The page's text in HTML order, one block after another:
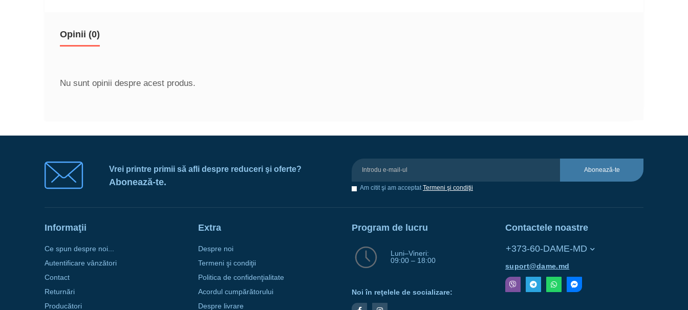
Opinii (0)
Nu sunt opinii despre acest produs.
Vrei printre primii să afli despre reduceri şi oferte?
Abonează-te.
Abonează-te
Am citit şi am acceptatTermeni şi condiţii
Informaţii
Ce spun despre noi...
Autentificare vânzători
Contact
Returnări
Producători
Extra
Despre noi
Termeni şi condiţii
Politica de confidenţialitate
Acordul cumpărătorului
Despre livrare
Program de lucru
Luni–Vineri:
09:00 – 18:00
Noi în reţelele de socializare:
Contactele noastre
+373-60-DAME-MD
suport@dame.md